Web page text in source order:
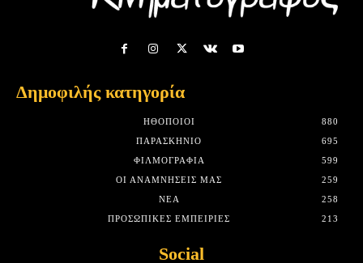
Δημοφιλής κατηγορία
HΘΟΠΟΙΟΊ
880
ΠΑΡΑΣΚΉΝΙΟ
695
ΦΙΛΜΟΓΡΑΦΊΑ
599
ΟΙ ΑΝΑΜΝΉΣΕΙΣ ΜΑΣ
259
ΝΈΑ
258
ΠΡΟΣΩΠΙΚΈΣ ΕΜΠΕΙΡΊΕΣ
213
Social